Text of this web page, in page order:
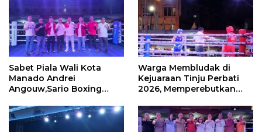
Sabet Piala Wali Kota
Manado Andrei
Angouw,Sario Boxing
Perbati 2026
Warga Membludak di
Kejuaraan Tinju Perbati
2026, Memperebutkan